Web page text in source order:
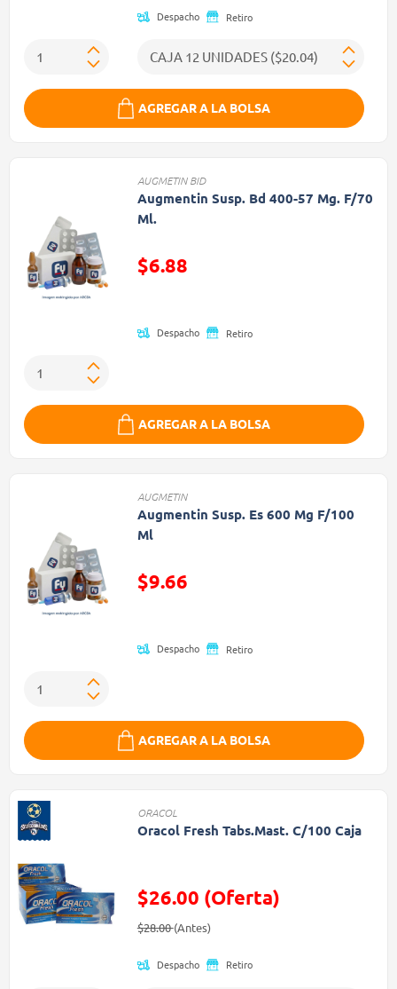
Despacho Retiro
AGREGAR A LA BOLSA
AUGMETIN BID
Augmentin Susp. Bd 400-57 Mg. F/70
Ml.
$6.88
Despacho Retiro
AGREGAR A LA BOLSA
AUGMETIN
Augmentin Susp. Es 600 Mg F/100
Ml
$9.66
Despacho Retiro
AGREGAR A LA BOLSA
ORACOL
Oracol Fresh Tabs.Mast. C/100 Caja
$26.00 (Oferta)
Precio reducido de
$28.00(Antes)(Oferta)
Despacho Retiro